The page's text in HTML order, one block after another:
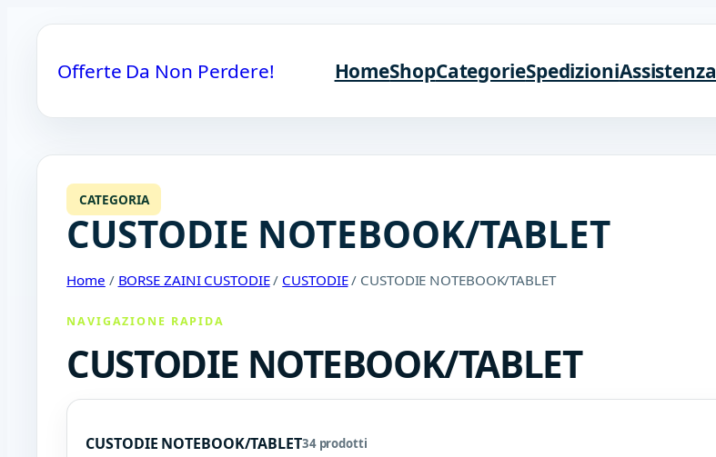
Offerte Da Non Perdere! HomeShopCategorieSpedizioniAssistenza
CATEGORIA
CUSTODIE NOTEBOOK/TABLET
Home / BORSE ZAINI CUSTODIE/ CUSTODIE/ CUSTODIE NOTEBOOK/TABLET
NAVIGAZIONE RAPIDA
CUSTODIE NOTEBOOK/TABLET
CUSTODIE NOTEBOOK/TABLET34 prodotti